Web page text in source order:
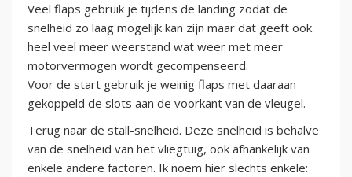
Veel flaps gebruik je tijdens de landing zodat de
snelheid zo laag mogelijk kan zijn maar dat geeft ook
heel veel meer weerstand wat weer met meer
motorvermogen wordt gecompenseerd.
Voor de start gebruik je weinig flaps met daaraan
gekoppeld de slots aan de voorkant van de vleugel.
Terug naar de stall-snelheid. Deze snelheid is behalve
van de snelheid van het vliegtuig, ook afhankelijk van
enkele andere factoren. Ik noem hier slechts enkele: